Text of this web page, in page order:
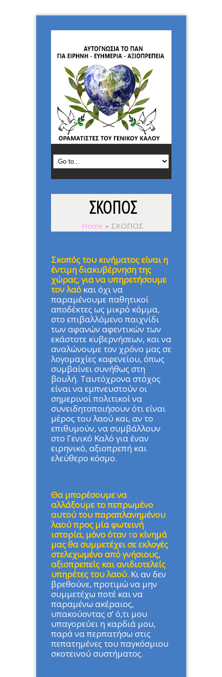
ΣΚΟΠΟΣ
Home » ΣΚΟΠΟΣ
Σκοπός του κινήματος είναι η
έντιμη διακυβέρνηση της
χώρας, για να υπηρετήσουμε
τον λαόκαι όχι να
παραμένουμε παθητικοί
αποδέκτες ως μικρό κόμμα,
στο επιβαλλόμενο παιχνίδι
των αφανών αφεντικών των
εκάστοτε κυβερνήσεων, και να
αναλώνουμε τον χρόνο μας σε
λογομαχίες καφενείου, όπως
συμβαίνει συνήθως στη
βουλή. Ταυτόχρονα στόχος
είναι να εμπνευστούν οι
σημερινοί πολιτικοί να
συνειδητοποιήσουν ότι είναι
μέρος του λαού και, αν το
επιθυμούν, να συμβάλλουν
στο Γενικό Καλό για έναν
ειρηνικό, αξιοπρεπή και
ελεύθερο κόσμο.
Θα μπορέσουμε να
αλλάξουμε το πεπρωμένο
αυτού του παραπλανημένου
λαού προς μία φωτεινή
ιστορία, μόνο όταντo κίνημά
μας θα συμμετέχει σε εκλογές
στελεχωμένο από γνήσιους,
αξιοπρεπείς και ανιδιοτελείς
υπηρέτες του λαού. Κι αν δεν
βρεθούνε, προτιμώ να μην
συμμετέχω ποτέ και να
παραμένω ακέραιος,
υπακούοντας σ’ ό,τι μου
υπαγορεύει η καρδιά μου,
παρά να περπατήσω στις
πεπατημένες του παγκόσμιου
σκοτεινού συστήματος.